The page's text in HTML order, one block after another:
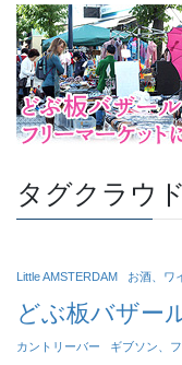
タグクラウド
Little AMSTERDAM お酒、ワ
どぶ板バザー
カントリーバー ギブソン、